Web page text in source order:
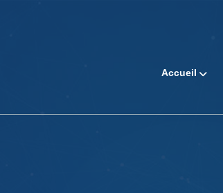
Accueil